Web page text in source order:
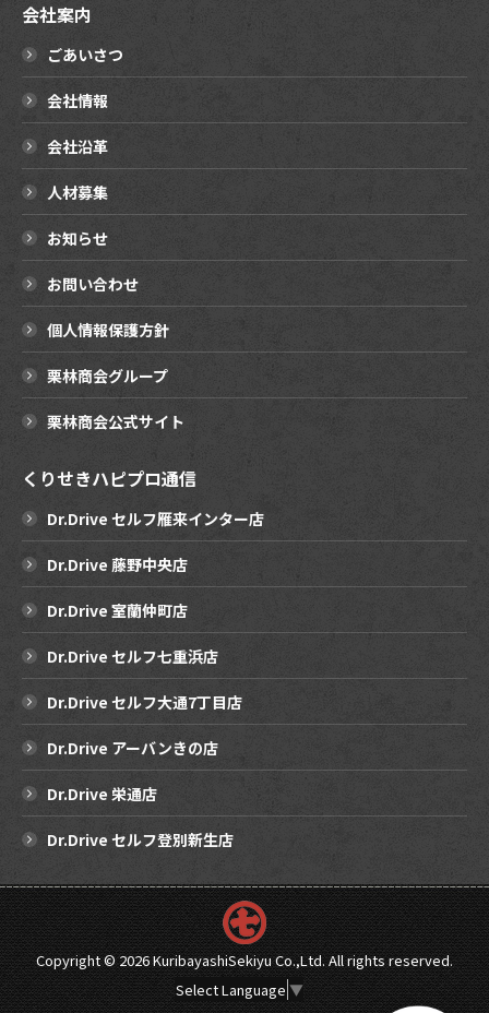
会社案内
ごあいさつ
会社情報
会社沿革
人材募集
お知らせ
お問い合わせ
個人情報保護方針
栗林商会グループ
栗林商会公式サイト
くりせきハピプロ通信
Dr.Drive セルフ雁来インター店
Dr.Drive 藤野中央店
Dr.Drive 室蘭仲町店
Dr.Drive セルフ七重浜店
Dr.Drive セルフ大通7丁目店
Dr.Drive アーバンきの店
Dr.Drive 栄通店
Dr.Drive セルフ登別新生店
Copyright ©2026 KuribayashiSekiyu Co.,Ltd. All rights reserved.
Select Language ▼